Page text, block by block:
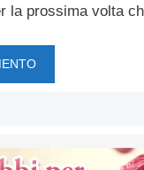
la prossima volta